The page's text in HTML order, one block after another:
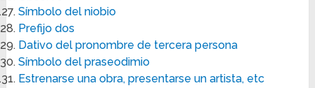
Símbolo del niobio
Prefijo dos
Dativo del pronombre de tercera persona
Símbolo del praseodimio
Estrenarse una obra, presentarse un artista, etc